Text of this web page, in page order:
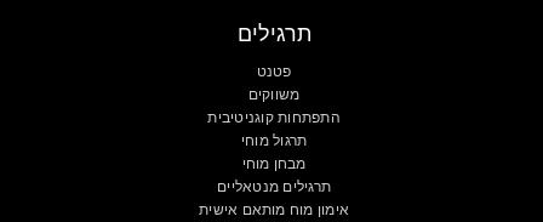
תרגילים
פטנט
משווקים
התפתחות קוגניטיבית
תרגול מוחי
מבחן מוחי
תרגילים מנטאליים
אימון מוח מותאם אישית